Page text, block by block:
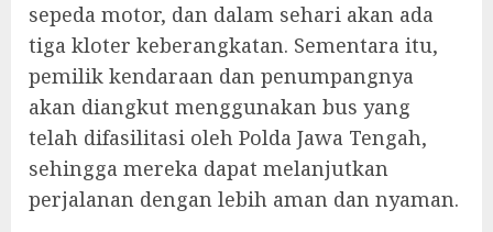
sepeda motor, dan dalam sehari akan ada
tiga kloter keberangkatan. Sementara itu,
pemilik kendaraan dan penumpangnya
akan diangkut menggunakan bus yang
telah difasilitasi oleh Polda Jawa Tengah,
sehingga mereka dapat melanjutkan
perjalanan dengan lebih aman dan nyaman.